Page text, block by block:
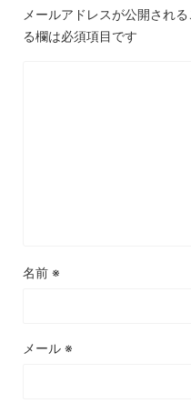
メールアドレスが公開される
る欄は必須項目です
名前 ※
メール ※